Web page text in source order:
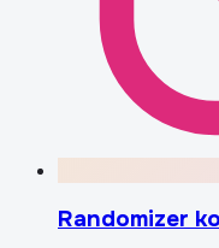
Randomizer